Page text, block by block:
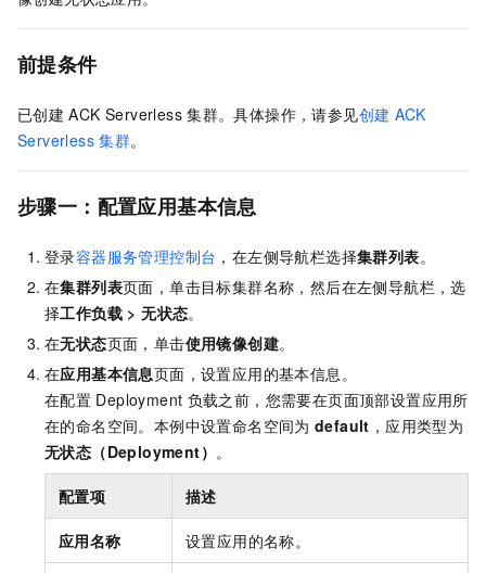
前提条件
已创建 ACK Serverless 集群。具体操作，请参见创建 ACK
Serverless 集群。
步骤一：配置应用基本信息
登录容器服务管理控制台 ，在左侧导航栏选择集群列表。
在集群列表页面，单击目标集群名称，然后在左侧导航栏，选
择工作负载 >无状态。
在无状态页面，单击使用镜像创建。
在应用基本信息页面，设置应用的基本信息。
在配置 Deployment 负载之前，您需要在页面顶部设置应用所
在的命名空间。本例中设置命名空间为 default ，应用类型为
无状态（Deployment） 。
配置项 描述
应用名称 设置应用的名称。